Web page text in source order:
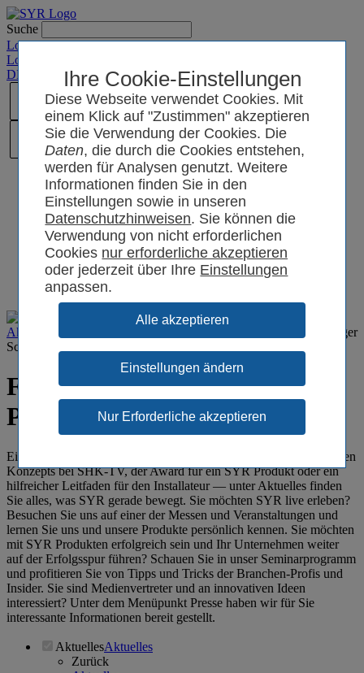
Ihre Cookie-Einstellungen
Diese Webseite verwendet Cookies. Mit
einem Klick auf "Zustimmen" akzeptieren
Sie die Verwendung der Cookies. Die
Daten, die durch die Cookies entstehen,
werden für Analysen genutzt. Weitere
Informationen finden Sie in den
Einstellungen sowie in unseren
Datenschutzhinweisen. Sie können die
Verwendung von nicht erforderlichen
Cookies
oder jederzeit über Ihre Einstellungen
anpassen.
Einstellungen ändern
Suche
Login SYRCode²
Login SYR Connect
DE
CN / PL
Aktuelles
Neue Dosierpumpe DOS+ Connect - Zuverlässiger
Schutz vor Schäden in der Wasserleitung
Für Handel, Handwerk und
Presse: SYR informiert
Ein SYR Film als clevere Montagehilfe, die Vorstellung eines neuen
Konzepts bei SHK-TV, der Award für ein SYR Produkt oder ein
hilfreicher Leitfaden für den Installateur ― unter Aktuelles finden
Sie alles, was SYR gerade bewegt. Sie möchten SYR live erleben?
Besuchen Sie uns auf einer der Messen und Veranstaltungen und
lernen Sie uns und unsere Produkte persönlich kennen. Sie möchten
mit SYR Produkten erfolgreich sein und Ihr Unternehmen weiter
auf der Erfolgsspur führen? Schauen Sie in unser Seminarprogramm
und profitieren Sie von Tipps und Tricks der Branchen-Profis und
Insider. Sie sind Medienvertreter und an innovativen Ideen
interessiert? Unter dem Menüpunkt Presse haben wir für Sie
interessante Informationen bereit gestellt.
AktuellesAktuelles
Zurück